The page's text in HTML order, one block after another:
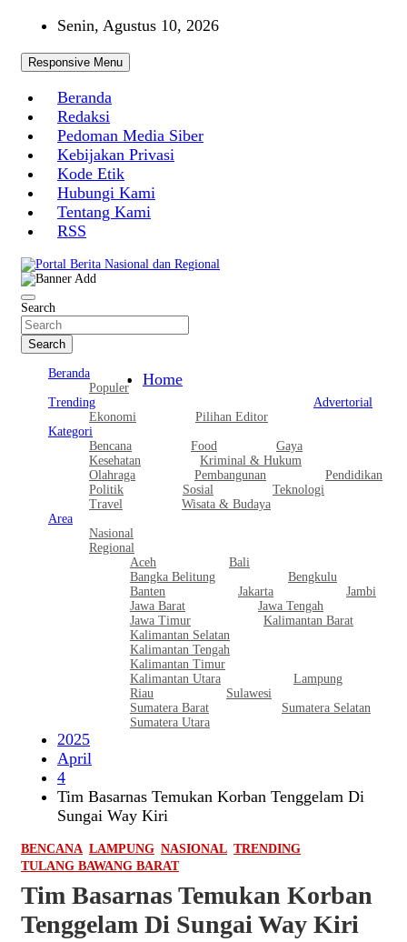
content
Senin, Agustus 10, 2026
Responsive Menu
Beranda
Redaksi
Pedoman Media Siber
Kebijakan Privasi
Kode Etik
Hubungi Kami
Tentang Kami
RSS
Portal Berita Nasional dan Regional
Search
Search
Beranda
Populer
Trending
Ekonomi
Pilihan Editor
Advertorial
Kategori
Bencana
Food
Gaya
Kesehatan
Kriminal & Hukum
Olahraga
Pembangunan
Pendidikan
Politik
Sosial
Teknologi
Travel
Wisata & Budaya
Area
Nasional
Regional
Aceh
Bali
Bangka Belitung
Bengkulu
Banten
Jakarta
Jambi
Jawa Barat
Jawa Tengah
Jawa Timur
Kalimantan Barat
Kalimantan Selatan
Kalimantan Tengah
Kalimantan Timur
Kalimantan Utara
Lampung
Riau
Sulawesi
Sumatera Barat
Sumatera Selatan
Sumatera Utara
Home
2025
April
4
Tim Basarnas Temukan Korban Tenggelam Di
Sungai Way Kiri
BENCANA LAMPUNG NASIONAL TRENDING
TULANG BAWANG BARAT
Tim Basarnas Temukan Korban
Tenggelam Di Sungai Way Kiri